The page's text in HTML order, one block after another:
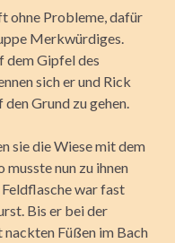
ohne Probleme, dafür
Merkwürdiges.
dem Gipfel des
sich er und Rick
Grund zu gehen.
sie die Wiese mit dem
musste nun zu ihnen
war fast
Bis er bei der
Füßen im Bach